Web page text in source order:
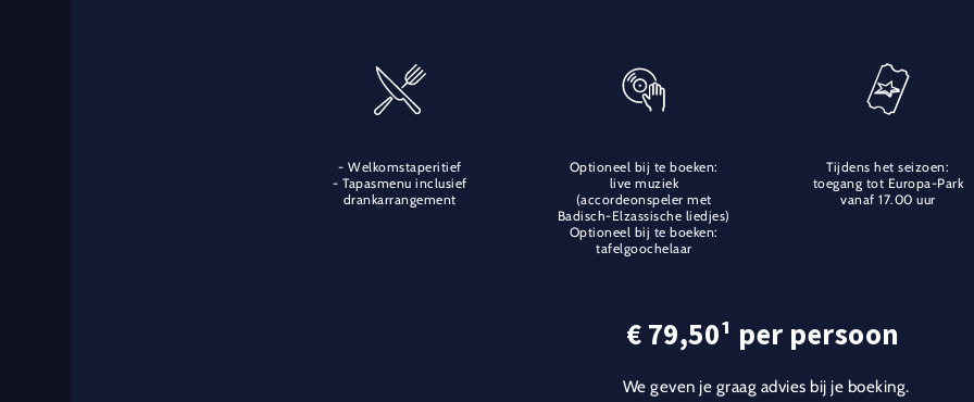
- Welkomstaperitief
- Tapasmenu inclusief
drankarrangement
Optioneel bij te boeken:
live muziek
(accordeonspeler met
Badisch-Elzassische liedjes)
Optioneel bij te boeken:
tafelgoochelaar
Tijdens het seizoen:
toegang tot Europa-Park
vanaf 17.00 uur
€ 79,50¹ per persoon
We geven je graag advies bij je boeking.